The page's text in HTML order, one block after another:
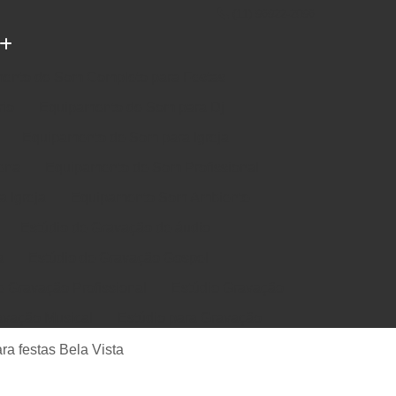
Música em Estúdio
festas Bela Vista